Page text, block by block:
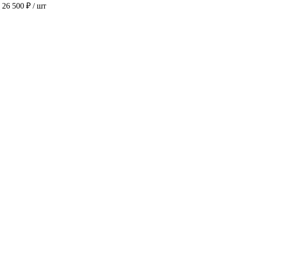
26 500 ₽ / шт